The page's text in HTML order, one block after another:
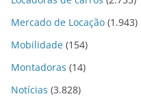
Mercado de Locação (1.943)
Mobilidade (154)
Montadoras (14)
Notícias (3.828)